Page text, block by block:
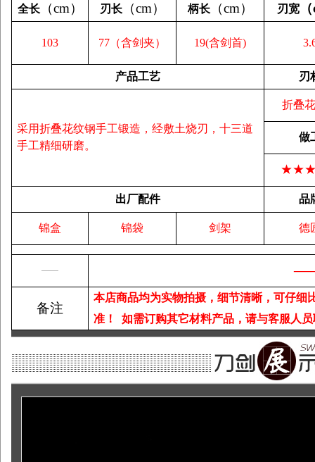
全长（cm） 刃长（cm） 柄长（cm） 刃宽 （
103 77（含剑夹） 19(含剑首)
产品工艺 刃
采用折叠花纹钢手工锻造，经敷土烧刃，十三道
手工精细研磨。
折叠
做
出厂配件 品
锦盒 锦袋 剑架 德
——
备注
本店商品均为实物拍摄，细节清晰，可仔细
准！
如需订购其它材料产品，请与客服人